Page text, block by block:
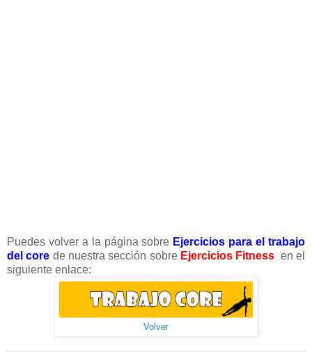
Puedes volver a la página sobre Ejercicios para el trabajo
del core de nuestra sección sobre Ejercicios Fitness en el
siguiente enlace:
Volver